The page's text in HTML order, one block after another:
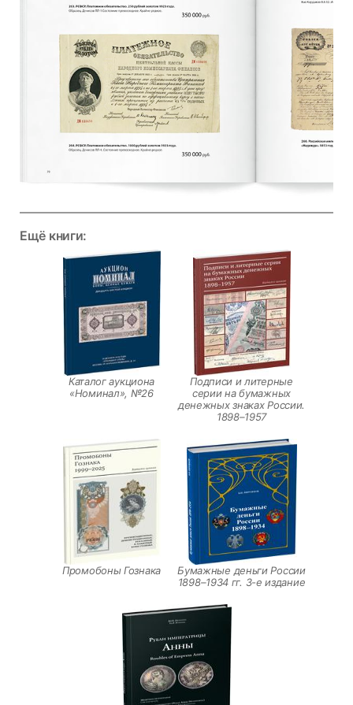
Ещё книги:
Каталог аукциона
«Номинал», №26
Подписи и литерные
серии на бумажных
денежных знаках России.
1898–1957
Промобоны Гознака
Бумажные деньги России
1898–1934 гг. 3-е издание